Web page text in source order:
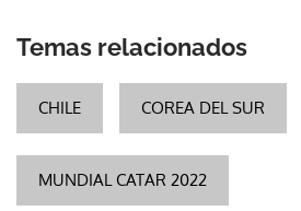
Temas relacionados
CHILE COREA DEL SUR
MUNDIAL CATAR 2022